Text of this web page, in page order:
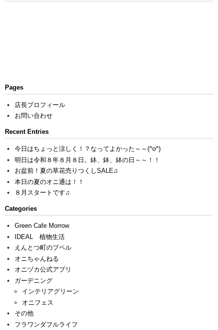
Pages
店長プロフィール
お問い合わせ
Recent Entries
今日はちょっと涼しく！？なってよかった～～(^o^)
明日は令和８年８月８日。鉢、鉢、鉢の日～～！！
お盆前！夏の草花売りつくしSALE♫
本日の夏のオニ通は！！
８月スタートです♫
Categories
Green Cafe Morrow
IDEAL 植物生活
えんとつ町のプペル
オニちゃんねる
オニヅカ公式アプリ
ガーデニング
インテリアグリーン
オニフェス
その他
フラワンダフルライフ